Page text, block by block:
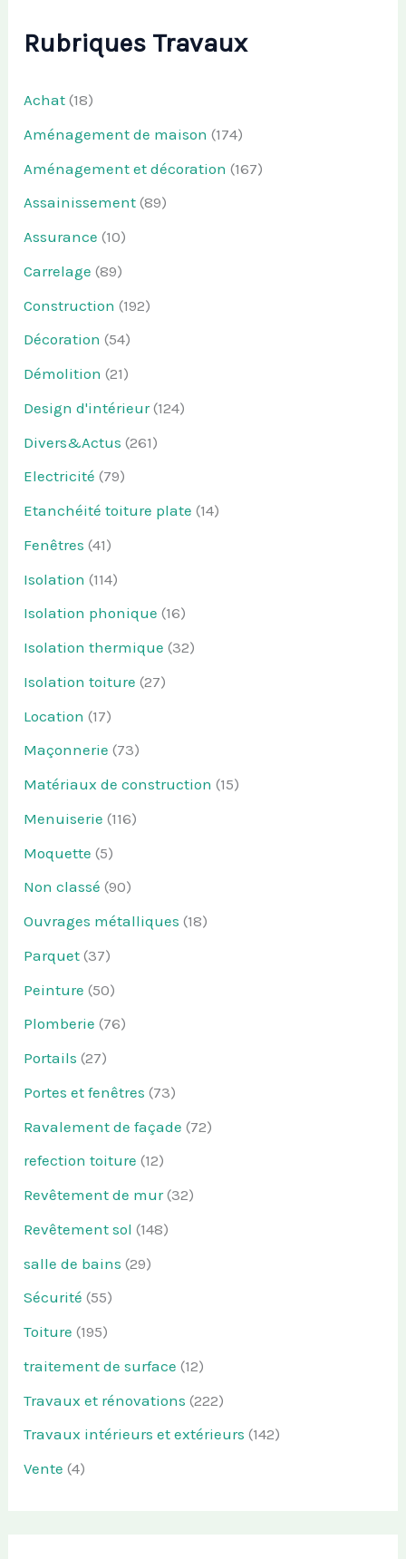
Rubriques Travaux
Achat (18)
Aménagement de maison (174)
Aménagement et décoration (167)
Assainissement (89)
Assurance (10)
Carrelage (89)
Construction (192)
Décoration (54)
Démolition (21)
Design d'intérieur(124)
Divers&Actus (261)
Electricité (79)
Etanchéité toiture plate (14)
Fenêtres (41)
Isolation (114)
Isolation phonique (16)
Isolation thermique (32)
Isolation toiture (27)
Location (17)
Maçonnerie (73)
Matériaux de construction (15)
Menuiserie (116)
Moquette (5)
Non classé (90)
Ouvrages métalliques (18)
Parquet (37)
Peinture (50)
Plomberie (76)
Portails (27)
Portes et fenêtres (73)
Ravalement de façade (72)
refection toiture (12)
Revêtement de mur(32)
Revêtement sol (148)
salle de bains (29)
Sécurité (55)
Toiture (195)
traitement de surface (12)
Travaux et rénovations (222)
Travaux intérieurs et extérieurs (142)
Vente (4)